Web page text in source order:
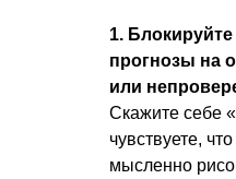
1.
прогнозы на
или
Скажите себе
чувствуете,
мысленно